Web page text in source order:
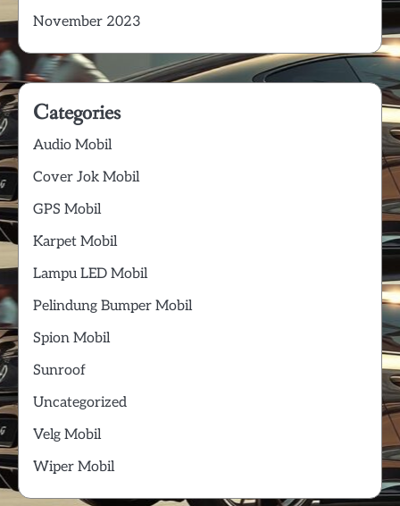
November 2023
Categories
Audio Mobil
Cover Jok Mobil
GPS Mobil
Karpet Mobil
Lampu LED Mobil
Pelindung Bumper Mobil
Spion Mobil
Sunroof
Uncategorized
Velg Mobil
Wiper Mobil